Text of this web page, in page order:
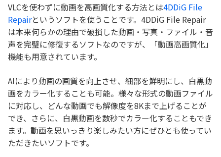
VLCを使わずに動画を高画質化する方法とは4DDiG File
Repairというソフトを使うことです。4DDiG File Repair
は本来何らかの理由で破損した動画・写真・ファイル・音
声を完璧に修復するソフトなのですが、「動画高画質化」
機能も用意されています。
AIにより動画の画質を向上させ、細部を鮮明にし、白黒動
画をカラー化することも可能。様々な形式の動画ファイル
に対応し、どんな動画でも解像度を8Kまで上げることが
でき、さらに、白黒動画を数秒でカラー化することもでき
ます。動画を思いっきり楽しみたい方にぜひとも使ってい
ただきたいソフトです。